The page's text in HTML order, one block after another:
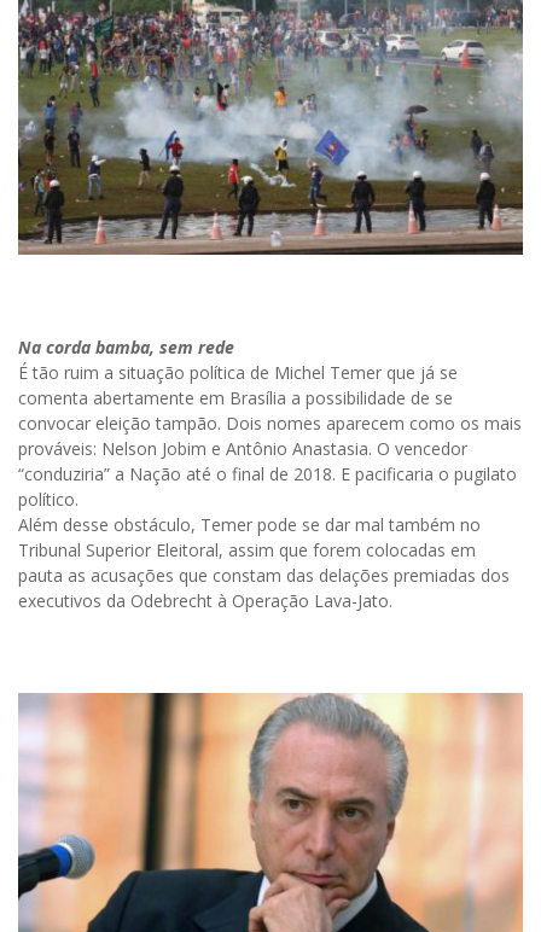
Na corda bamba, sem rede
É tão ruim a situação política de Michel Temer que já se
comenta abertamente em Brasília a possibilidade de se
convocar eleição tampão. Dois nomes aparecem como os mais
prováveis: Nelson Jobim e Antônio Anastasia. O vencedor
“conduziria” a Nação até o final de 2018. E pacificaria o pugilato
político.
Além desse obstáculo, Temer pode se dar mal também no
Tribunal Superior Eleitoral, assim que forem colocadas em
pauta as acusações que constam das delações premiadas dos
executivos da Odebrecht à Operação Lava-Jato.